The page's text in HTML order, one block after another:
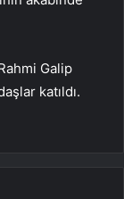
Galip
katıldı.